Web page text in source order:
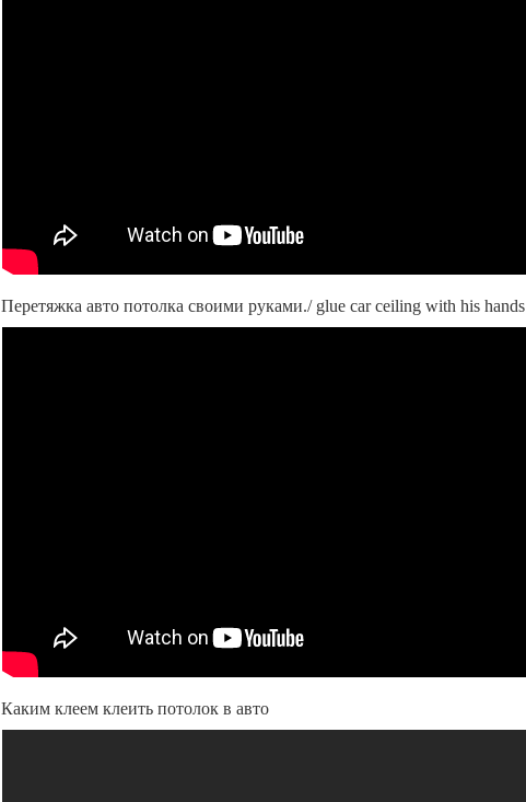
Перетяжка авто потолка своими руками./ glue car ceiling with his hands
Каким клеем клеить потолок в авто